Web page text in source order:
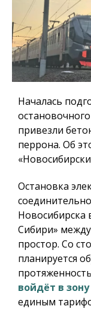
Началась
привезли
перрона. Об
Остановка
Новосибирска
Сибири»
простор. Со
планируется
войдёт в
единым